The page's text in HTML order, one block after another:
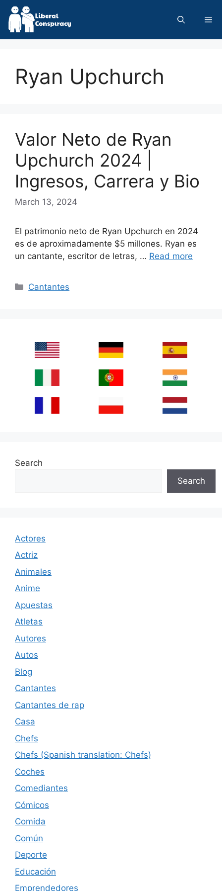
Skip
content
Ryan Upchurch
Valor Neto de Ryan
Upchurch 2024 |
Ingresos, Carrera y Bio
March 13, 2024
El patrimonio neto de Ryan Upchurch en 2024
es de aproximadamente $5 millones. Ryan es
un cantante, escritor de letras, … Read more
Categories
Cantantes
Search
Search
Actores
Actriz
Animales
Anime
Apuestas
Atletas
Autores
Autos
Blog
Cantantes
Cantantes de rap
Casa
Chefs
Chefs (Spanish translation: Chefs)
Coches
Comediantes
Cómicos
Comida
Común
Deporte
Educación
Emprendedores